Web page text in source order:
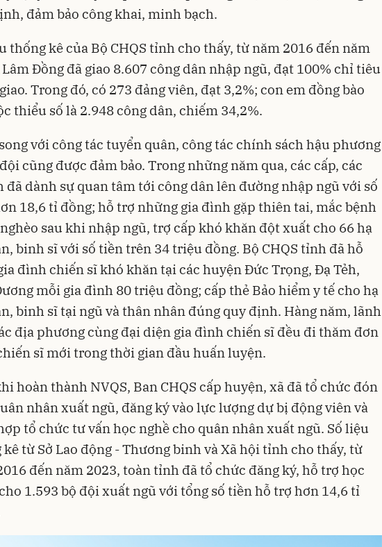
đảm bảo công khai, minh bạch.
thống kê của Bộ CHQS tỉnh cho thấy, từ năm 2016 đến năm
Đồng đã giao 8.607 công dân nhập ngũ, đạt 100% chỉ tiêu
Trong đó, có 273 đảng viên, đạt 3,2%; con em đồng bào
thiểu số là 2.948 công dân, chiếm 34,2%.
với công tác tuyển quân, công tác chính sách hậu phương
cũng được đảm bảo. Trong những năm qua, các cấp, các
đã dành sự quan tâm tới công dân lên đường nhập ngũ với số
18,6 tỉ đồng; hỗ trợ những gia đình gặp thiên tai, mắc bệnh
sau khi nhập ngũ, trợ cấp khó khăn đột xuất cho 66 hạ
binh sĩ với số tiền trên 34 triệu đồng. Bộ CHQS tỉnh đã hỗ
đình chiến sĩ khó khăn tại các huyện Đức Trọng, Đạ Tẻh,
mỗi gia đình 80 triệu đồng; cấp thẻ Bảo hiểm y tế cho hạ
binh sĩ tại ngũ và thân nhân đúng quy định. Hàng năm, lãnh
địa phương cùng đại diện gia đình chiến sĩ đều đi thăm đơn
sĩ mới trong thời gian đầu huấn luyện.
hoàn thành NVQS, Ban CHQS cấp huyện, xã đã tổ chức đón
nhân xuất ngũ, đăng ký vào lực lượng dự bị động viên và
tổ chức tư vấn học nghề cho quân nhân xuất ngũ. Số liệu
từ Sở Lao động - Thương binh và Xã hội tỉnh cho thấy, từ
đến năm 2023, toàn tỉnh đã tổ chức đăng ký, hỗ trợ học
1.593 bộ đội xuất ngũ với tổng số tiền hỗ trợ hơn 14,6 tỉ